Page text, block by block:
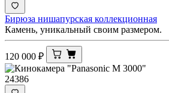
Бирюза нишапурская коллекционная
Камень, уникальный своим размером.
120 000 ₽
24386